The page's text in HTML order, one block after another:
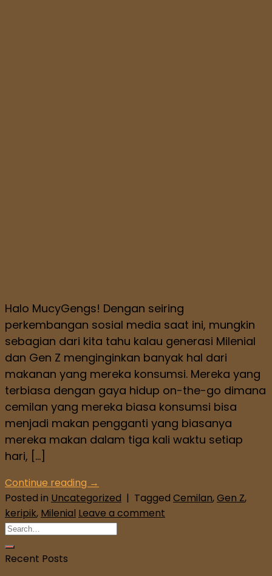
Halo MucyGengs! Dengan seiring
perkembangan sosial media saat ini, mungkin
sebagian dari kita tahu kalau generasi Milenial
dan Gen Z menginginkan banyak hal dari
makanan yang mereka konsumsi. Mereka yang
terbiasa dengan gaya hidup on-the-go dimana
cemilan yang mereka biasa konsumsi bisa
menjadi makan pengganti yang biasanya
mereka makan dalam tiga kali waktu setiap
hari, […]
Continue reading →
Posted in Uncategorized | Tagged Cemilan,Gen Z,
keripik, Milenial Leave a comment
Recent Posts